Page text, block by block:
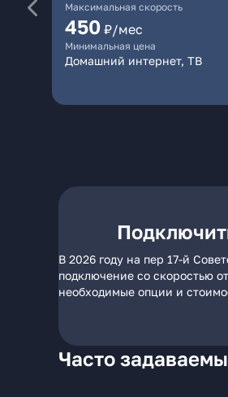
Максимальная скорость
450 ₽/мес
Минимальная цена
Домашний интернет, ТВ
В 2026 году на пер 17-й
подключение со скоростью
необходимые опции и
Часто